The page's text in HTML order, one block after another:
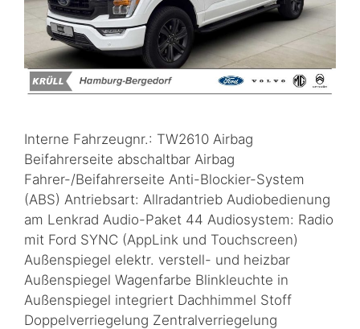
Interne Fahrzeugnr.: TW2610 Airbag
Beifahrerseite abschaltbar Airbag
Fahrer-/Beifahrerseite Anti-Blockier-System
(ABS) Antriebsart: Allradantrieb Audiobedienung
am Lenkrad Audio-Paket 44 Audiosystem: Radio
mit Ford SYNC (AppLink und Touchscreen)
Außenspiegel elektr. verstell- und heizbar
Außenspiegel Wagenfarbe Blinkleuchte in
Außenspiegel integriert Dachhimmel Stoff
Doppelverriegelung Zentralverriegelung